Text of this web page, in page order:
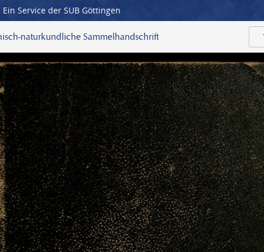
Ein Service der SUB Göttingen
naturkundliche Sammelhandschrift